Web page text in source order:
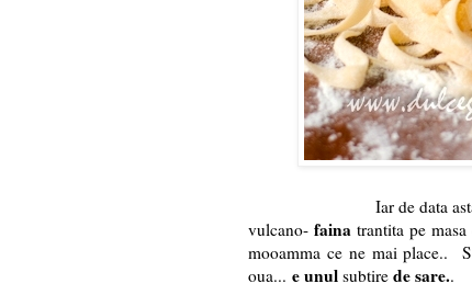
Iar de data
vulcano- fainatrantita pe
mooamma ce ne mai place..
oua... e unul subtire de sare..